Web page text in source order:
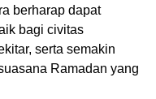
berharap dapat
bagi civitas
serta semakin
Ramadan yang